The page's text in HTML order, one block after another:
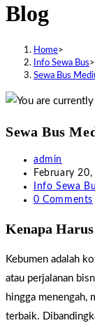
Blog
Home>
Info Sewa Bus>
Sewa Bus
Sewa Bus
Post
author:
admin
Post
published:
February
Post
category:
Info Sewa
Post
0 Comments
Kenapa
Kebumen adalah
atau perjalanan
hingga menengah,
terbaik.